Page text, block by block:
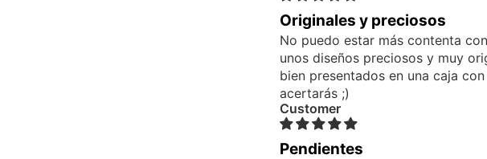
Originales y preciosos
No puedo estar más contenta
unos diseños preciosos y muy
bien presentados en una caja
acertarás ;)
Customer
Pendientes